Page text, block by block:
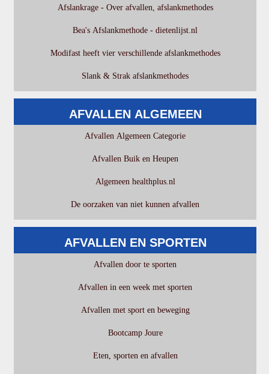
Afslankrage - Over afvallen, afslankmethodes
Bea's Afslankmethode - dietenlijst.nl
Modifast heeft vier verschillende afslankmethodes
Slank & Strak afslankmethodes
AFVALLEN ALGEMEEN
Afvallen Algemeen Categorie
Afvallen Buik en Heupen
Algemeen healthplus.nl
De oorzaken van niet kunnen afvallen
AFVALLEN EN SPORTEN
Afvallen door te sporten
Afvallen in een week met sporten
Afvallen met sport en beweging
Bootcamp Joure
Eten, sporten en afvallen